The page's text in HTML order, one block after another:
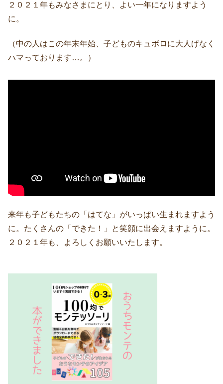
２０２１年もみなさまにとり、よい一年になりますよう
に。
（中の人はこの年末年始、子どものキュボロに大人げなく
ハマっております…。）
来年も子どもたちの「はてな」がいっぱい生まれますよう
に。たくさんの「できた！」と笑顔に出会えますように。
２０２１年も、よろしくお願いいたします。